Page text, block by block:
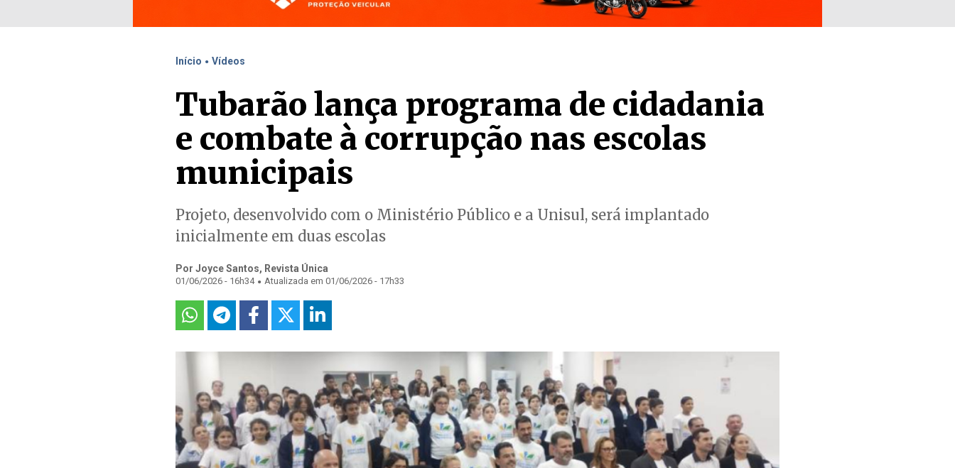
Início . Vídeos
Tubarão lança programa de cidadania
e combate à corrupção nas escolas
municipais
Projeto, desenvolvido com o Ministério Público e a Unisul, será implantado
inicialmente em duas escolas
Por Joyce Santos, Revista Única
01/06/2026 - 16h34 . Atualizada em 01/06/2026 - 17h33